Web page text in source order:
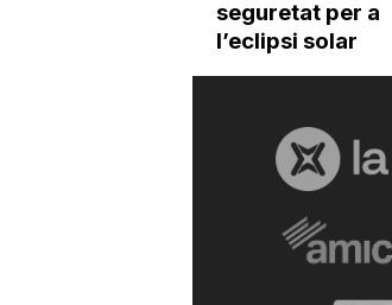
seguretat per a
l’eclipsi solar